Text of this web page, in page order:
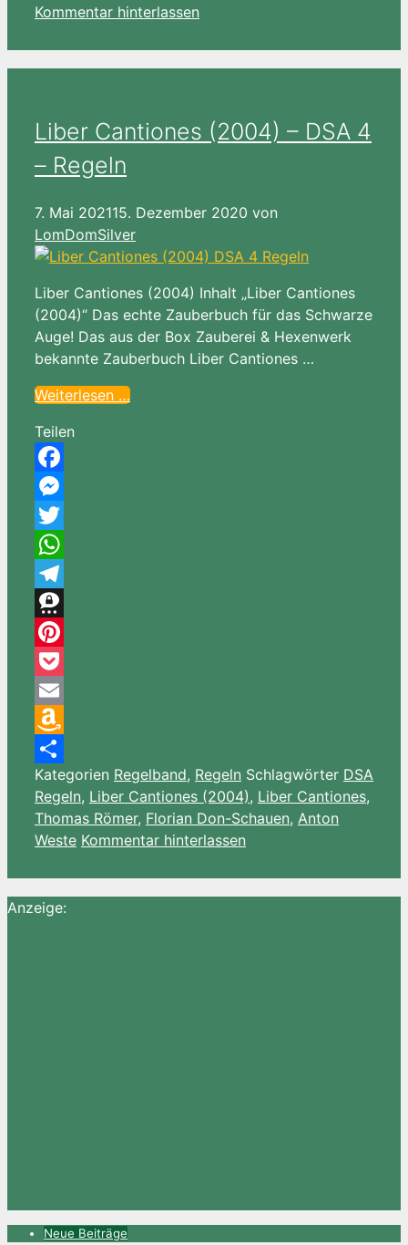
Kommentar hinterlassen
Liber Cantiones (2004) – DSA 4
– Regeln
7. Mai 202115. Dezember 2020 von
LomDomSilver
Liber Cantiones (2004) Inhalt „Liber Cantiones
(2004)“ Das echte Zauberbuch für das Schwarze
Auge! Das aus der Box Zauberei & Hexenwerk
bekannte Zauberbuch Liber Cantiones …
Weiterlesen …
Teilen
Facebook
Messenger
Twitter
WhatsApp
Telegram
Threema
Pinterest
Pocket
Email
Amazon
Wish
List
Teilen
Kategorien Regelband, Regeln Schlagwörter DSA
Regeln, Liber Cantiones (2004), Liber Cantiones,
Thomas Römer, Florian Don-Schauen, Anton
Weste Kommentar hinterlassen
Anzeige:
Neue Beiträge